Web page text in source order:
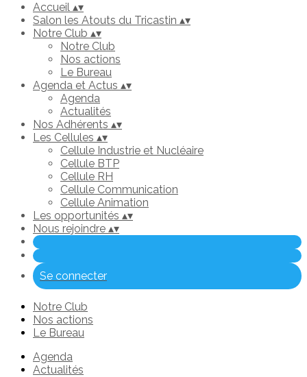
Accueil ▴▾
Salon les Atouts du Tricastin ▴▾
Notre Club ▴▾
Notre Club
Nos actions
Le Bureau
Agenda et Actus ▴▾
Agenda
Actualités
Nos Adhérents ▴▾
Les Cellules ▴▾
Cellule Industrie et Nucléaire
Cellule BTP
Cellule RH
Cellule Communication
Cellule Animation
Les opportunités ▴▾
Nous rejoindre ▴▾
Se connecter
Notre Club
Nos actions
Le Bureau
Agenda
Actualités